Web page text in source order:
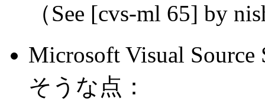
（See [cvs-ml 65] by
Microsoft Visual
そうな点：